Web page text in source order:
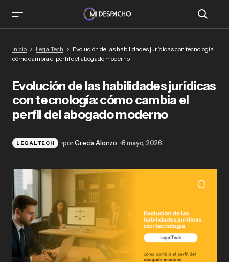
tecnología: cómo cambia el perfil del abogado
moderno
Inicio LegalTech
Evolución de las habilidades jurídicas con tecnología:
cómo cambia el perfil del abogado moderno
Evolución de las habilidades jurídicas
con tecnología: cómo cambia el
perfil del abogado moderno
LEGALTECH porGrecia Alonzo 8 mayo, 2026